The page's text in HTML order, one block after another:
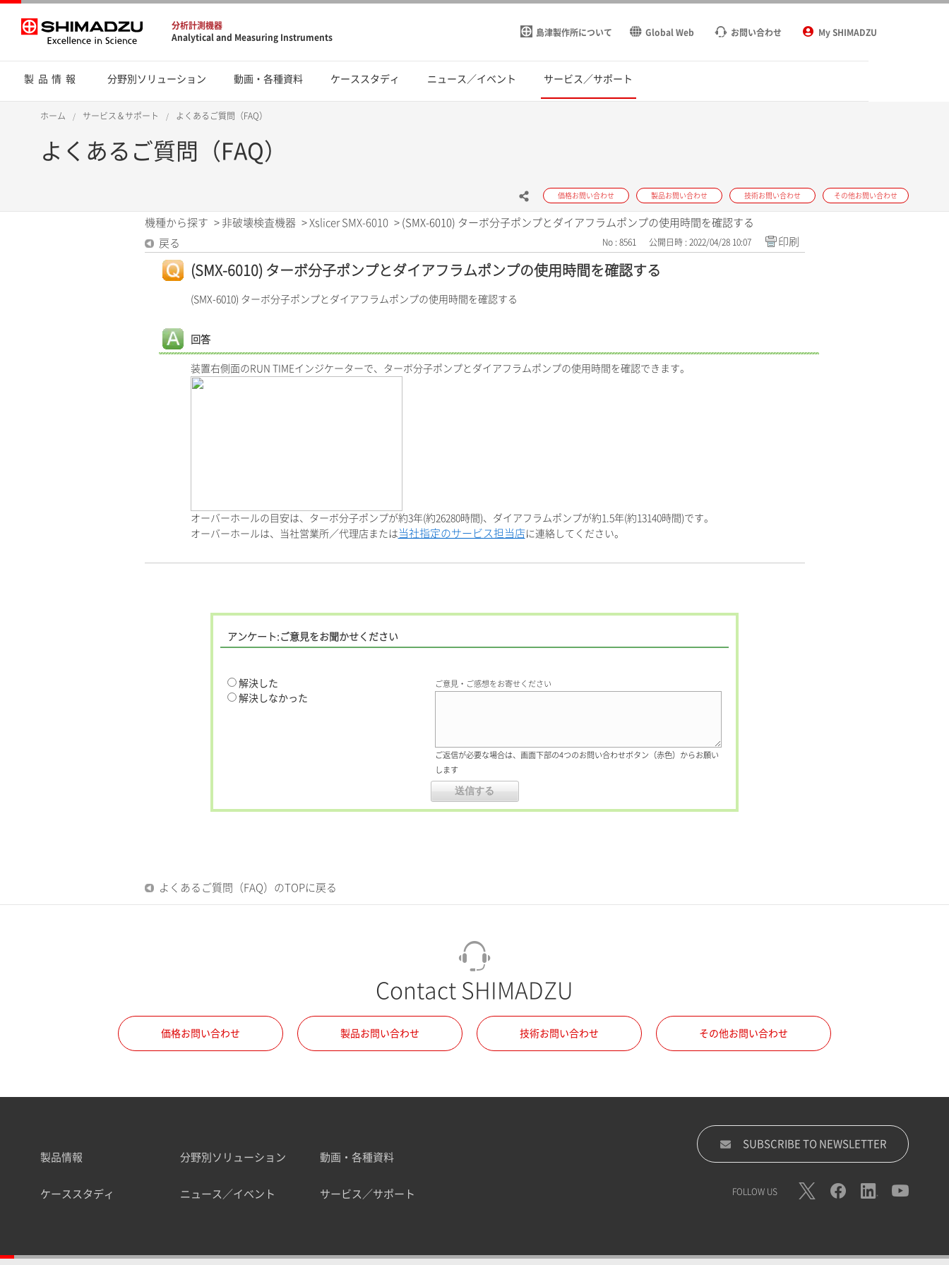
分析計測機器
Analytical and Measuring Instruments
島津製作所について Global Web お問い合わせ My SHIMADZU
製品情報 分野別ソリューション 動画・各種資料 ケーススタディ ニュース／イベント サービス／サポート
ホーム サービス＆サポート よくあるご質問（FAQ）
よくあるご質問（FAQ）
価格お問い合わせ 製品お問い合わせ 技術お問い合わせ その他お問い合わせ
機種から探す > 非破壊検査機器 > Xslicer SMX-6010 > (SMX-6010) ターボ分子ポンプとダイアフラムポンプの使用時間を確認する
戻る
No : 8561 公開日時 : 2022/04/28 10:07 印刷
(SMX-6010) ターボ分子ポンプとダイアフラムポンプの使用時間を確認する
(SMX-6010) ターボ分子ポンプとダイアフラムポンプの使用時間を確認する
回答
装置右側面のRUN TIMEインジケーターで、ターボ分子ポンプとダイアフラムポンプの使用時間を確認できます。
オーバーホールの目安は、ターボ分子ポンプが約3年(約26280時間)、ダイアフラムポンプが約1.5年(約13140時間)です。
オーバーホールは、当社営業所／代理店または 当社指定のサービス担当店に連絡してください。
アンケート:ご意見をお聞かせください
解決した
解決しなかった
ご意見・ご感想をお寄せください
ご返信が必要な場合は、画面下部の4つのお問い合わせボタン（赤色）からお願い
します
よくあるご質問（FAQ）のTOPに戻る
Contact SHIMADZU
価格お問い合わせ 製品お問い合わせ 技術お問い合わせ その他お問い合わせ
製品情報 分野別ソリューション 動画・各種資料
ケーススタディ ニュース／イベント サービス／サポート
SUBSCRIBE TO NEWSLETTER
FOLLOW US